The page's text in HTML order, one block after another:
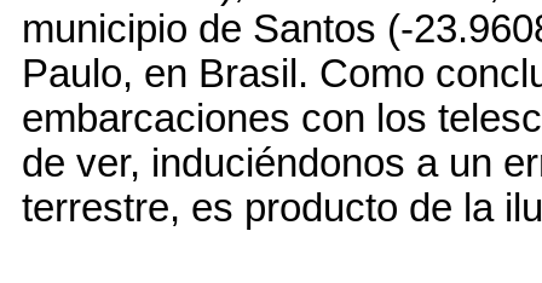
municipio de Santos (-
Paulo, en Brasil. Como
embarcaciones con los
de ver, induciéndonos a un
terrestre, es producto de la